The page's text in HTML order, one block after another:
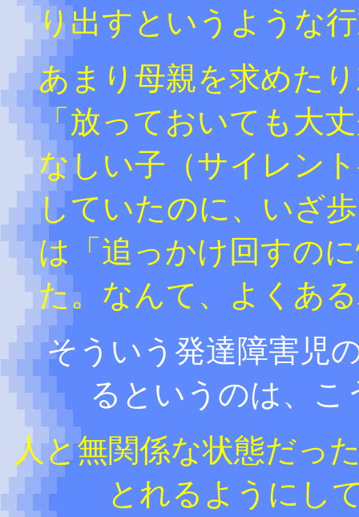
り出すというような
あまり母親を求めた
「放っておいても大
なしい子（サイレン
していたのに、いざ
は「追っかけ回すの
た。なんて、よくあ
そういう発達障害児
るというのは、
人と無関係な状態だっ
とれるようにし